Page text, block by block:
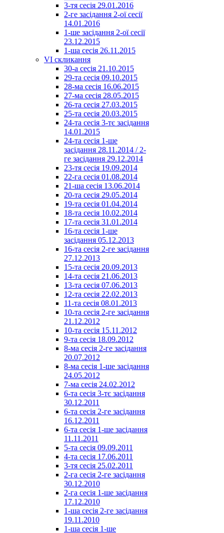
3-тя сесія 29.01.2016
2-ге засідання 2-ої сесії
14.01.2016
1-ше засідання 2-ої сесії
23.12.2015
1-ша сесія 26.11.2015
VI скликання
30-а сесія 21.10.2015
29-та сесія 09.10.2015
28-ма сесія 16.06.2015
27-ма сесія 28.05.2015
26-та сесія 27.03.2015
25-та сесія 20.03.2015
24-та сесія 3-тє засідання
14.01.2015
24-та сесія 1-ше
засідання 28.11.2014 / 2-
ге засідання 29.12.2014
23-тя сесія 19.09.2014
22-га сесія 01.08.2014
21-ша сесія 13.06.2014
20-та сесія 29.05.2014
19-та сесія 01.04.2014
18-та сесія 10.02.2014
17-та сесія 31.01.2014
16-та сесія 1-ше
засідання 05.12.2013
16-та сесія 2-ге засідання
27.12.2013
15-та сесія 20.09.2013
14-та сесія 21.06.2013
13-та сесія 07.06.2013
12-та сесія 22.02.2013
11-та сесія 08.01.2013
10-та сесія 2-ге засідання
21.12.2012
10-та сесія 15.11.2012
9-та сесія 18.09.2012
8-ма сесія 2-ге засідання
20.07.2012
8-ма сесія 1-ше засідання
24.05.2012
7-ма сесія 24.02.2012
6-та сесія 3-тє засідання
30.12.2011
6-та сесія 2-ге засідання
16.12.2011
6-та сесія 1-ше засідання
11.11.2011
5-та сесія 09.09.2011
4-та сесія 17.06.2011
3-тя сесія 25.02.2011
2-га сесія 2-ге засідання
30.12.2010
2-га сесія 1-ше засідання
17.12.2010
1-ша сесія 2-ге засідання
19.11.2010
1-ша сесія 1-ше